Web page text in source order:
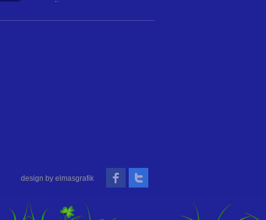
Okul Çağındaki çocuklar
saymakla bitmiyor
design by elmasgrafik